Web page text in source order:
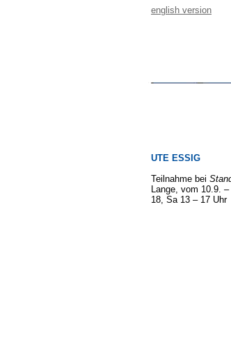
english version
UTE ESSIG
Teilnahme bei
Lange, vom 10.9.
18, Sa 13 – 17 Uhr